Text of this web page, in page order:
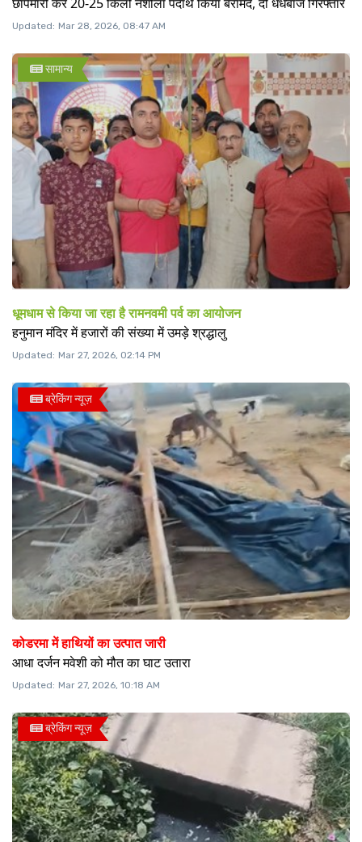
Updated: Mar 28, 2026, 08:47 AM
सामान्य
धूमधाम से किया जा रहा है रामनवमी पर्व का आयोजन
हनुमान मंदिर में हजारों की संख्या में उमड़े श्रद्धालु
Updated: Mar 27, 2026, 02:14 PM
ब्रेकिंग न्यूज़
कोडरमा में हाथियों का उत्पात जारी
आधा दर्जन मवेशी को मौत का घाट उतारा
Updated: Mar 27, 2026, 10:18 AM
ब्रेकिंग न्यूज़